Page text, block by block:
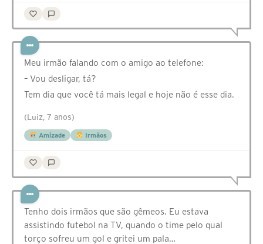
Meu irmão falando com o amigo ao telefone:
– Vou desligar, tá?
Tem dia que você tá mais legal e hoje não é esse dia.
(Luiz, 7 anos)
Amizade Irmãos
Tenho dois irmãos que são gêmeos. Eu estava
assistindo futebol na TV, quando o time pelo qual
torço sofreu um gol e gritei um pala…